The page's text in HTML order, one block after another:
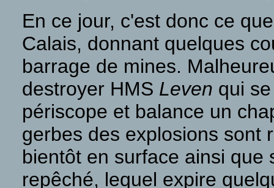
En ce jour, c'est donc ce
Calais, donnant quelques
barrage de mines.
destroyer HMS Leven qui
périscope et balance un
gerbes des explosions sont
bientôt en surface ainsi
repêché, lequel expire